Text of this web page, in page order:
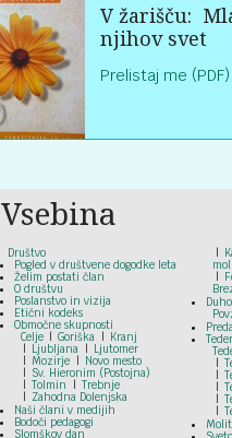
V žarišču:
njihov svet
Prelistaj me (PDF)
Vsebina
Društvo
Pogled v društvene dogodke leta
Želim postati član
O društvu
Poslanstvo in vizija
Etični kodeks
Območne skupnosti
Celje
Goriška
Kranj
Ljubljana
Ljutomer
Mozirje
Novo mesto
Sv. Hieronim (Postojna)
Tolmin
Trebnje
Zahodna Dolenjska
Naši člani v medijih
Bodoči pedagogi
Slomškov dan